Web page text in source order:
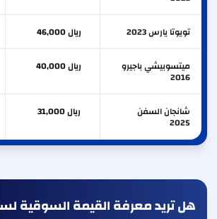
تويوتا يارس 2023 ريال 46,000
ميتسوبيشي باجيرو
2016
ريال 40,000
شانجان السفن
2025
ريال 31,000
هل تريد معرفة القيمة السوقية